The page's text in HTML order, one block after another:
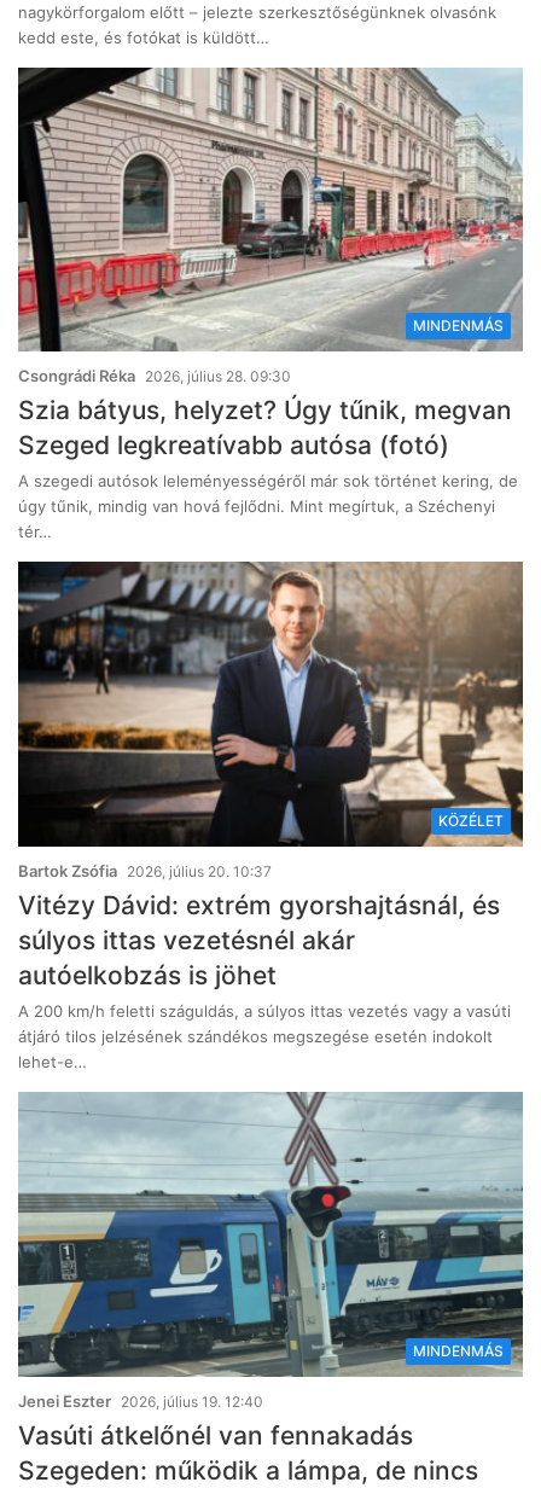
nagykörforgalom előtt – jelezte szerkesztőségünknek olvasónk
kedd este, és fotókat is küldött…
MINDENMÁS
Csongrádi Réka 2026, július 28. 09:30
Szia bátyus, helyzet? Úgy tűnik, megvan
Szeged legkreatívabb autósa (fotó)
A szegedi autósok leleményességéről már sok történet kering, de
úgy tűnik, mindig van hová fejlődni. Mint megírtuk, a Széchenyi
tér…
KÖZÉLET
Bartok Zsófia 2026, július 20. 10:37
Vitézy Dávid: extrém gyorshajtásnál, és
súlyos ittas vezetésnél akár
autóelkobzás is jöhet
A 200 km/h feletti száguldás, a súlyos ittas vezetés vagy a vasúti
átjáró tilos jelzésének szándékos megszegése esetén indokolt
lehet-e…
MINDENMÁS
Jenei Eszter 2026, július 19. 12:40
Vasúti átkelőnél van fennakadás
Szegeden: működik a lámpa, de nincs